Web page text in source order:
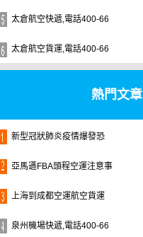
太倉航空快遞,電話400-66
太倉航空貨運,電話400-66
熱門文章
新型冠狀肺炎疫情爆發恐
亞馬遜FBA頭程空運注意事
上海到成都空運航空貨運
泉州機場快遞,電話400-66